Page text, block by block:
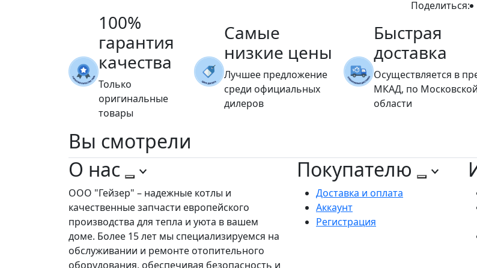
Поделиться:
100%
гарантия
качества
Только
оригинальные
товары
Самые
низкие цены
Лучшее предложение
среди официальных
дилеров
Быстрая
доставка
Осуществляется в
МКАД, по Московской
области
Вы смотрели
О нас
ООО "Гейзер" – надежные котлы и
качественные запчасти европейского
производства для тепла и уюта в вашем
доме. Более 15 лет мы специализируемся на
обслуживании и ремонте отопительного
оборудования, обеспечивая безопасность и
Покупателю
Доставка и оплата
Аккаунт
Регистрация